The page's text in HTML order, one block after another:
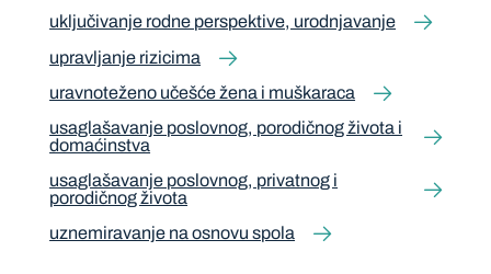
uključivanje rodne perspektive, urodnjavanje
upravljanje rizicima
uravnoteženo učešće žena i muškaraca
usaglašavanje poslovnog, porodičnog života i
domaćinstva
usaglašavanje poslovnog, privatnog i
porodičnog života
uznemiravanje na osnovu spola